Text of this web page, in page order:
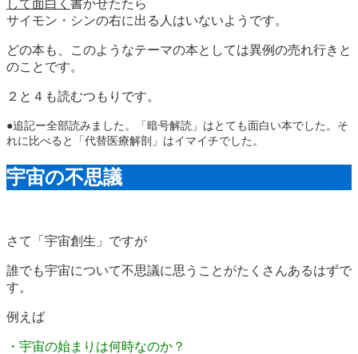
して面白く 書かせたたら
サイモン・シンの右に出る人はいないようです。
どの本も、このようなテーマの本としては異例の売れ行きと
のことです。
２と４も読むつもりです。
●追記ー全部読みました。「暗号解読」はとても面白い本でした。そ
れに比べると「代替医療解剖」はイマイチでした。
宇宙の不思議
さて「宇宙創生」ですが
誰でも宇宙について不思議に思うことがたくさんあるはずで
す。
例えば
・宇宙の始まりは何時なのか？